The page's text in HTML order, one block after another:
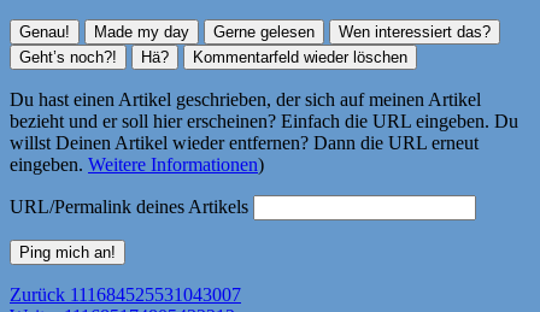
Du hast einen Artikel geschrieben, der sich auf meinen Artikel
bezieht und er soll hier erscheinen? Einfach die URL eingeben. Du
willst Deinen Artikel wieder entfernen? Dann die URL erneut
eingeben. Weitere Informationen)
URL/Permalink deines Artikels
Beitragsnavigation
Zurück Vorheriger
111684525531043007